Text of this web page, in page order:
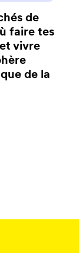
de
faire tes
vivre
de la